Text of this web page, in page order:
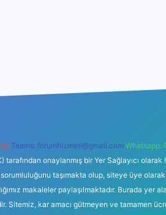
Teams: forumhizmeti@gmail.com Whatsapp:
onaylanmış bir Yer Sağlayıcı
taşımakta olup, siteye üye
makaleler paylaşılmaktadır. Burada
Sitemiz, kar amacı gütmeyen ve tamamen